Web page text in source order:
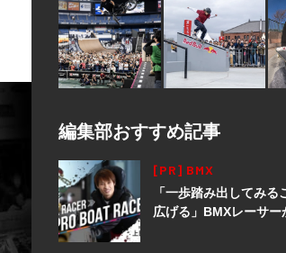
編集部おすすめ記事
[PR] BMX
「一歩踏み出してみる
広げる」BMXレーサー
レーサーへ転身。上田